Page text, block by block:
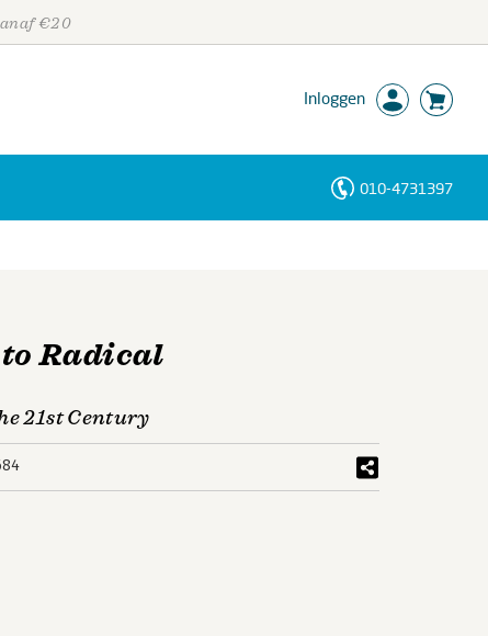
€20
Inloggen
010-4731397
to Radical
21st Century
Personen